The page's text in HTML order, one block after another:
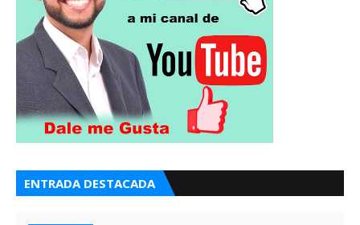
ENTRADA DESTACADA